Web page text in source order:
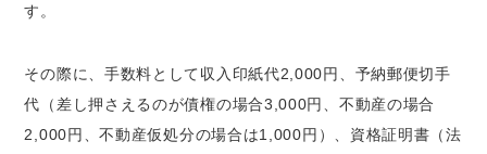
す。
その際に、手数料として収入印紙代2,000円、予納郵便切手
代（差し押さえるのが債権の場合3,000円、不動産の場合
2,000円、不動産仮処分の場合は1,000円）、資格証明書（法